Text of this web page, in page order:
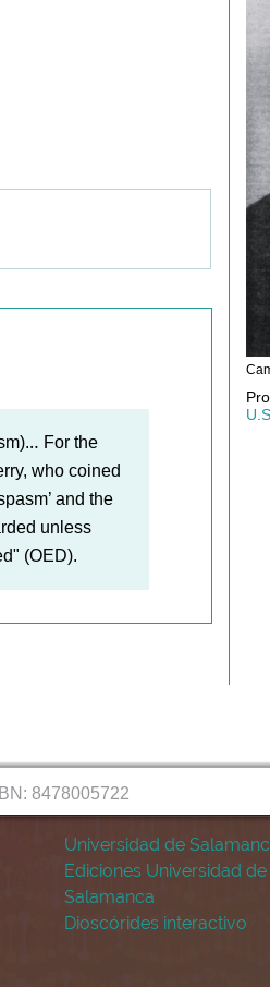
For the
who coined
and the
unless
(OED).
8478005722
Universidad de
Ediciones Universidad de
Salamanca
Dioscórides interactivo